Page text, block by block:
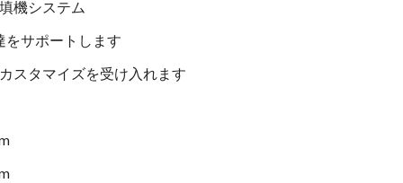
機システム
をサポートします
スタマイズを受け入れます